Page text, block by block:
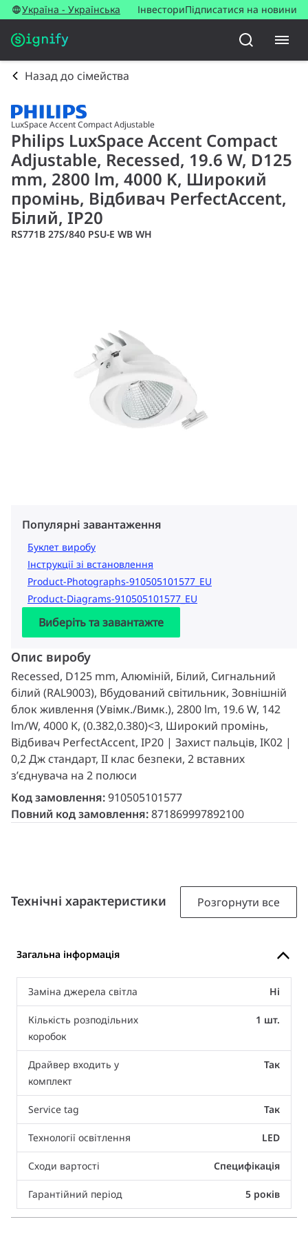
Україна - Українська ІнвесториПідписатися на новини
Назад до сімейства
LuxSpace Accent Compact Adjustable
Philips LuxSpace Accent Compact
Adjustable, Recessed, 19.6 W, D125
mm, 2800 lm, 4000 K, Широкий
промінь, Відбивач PerfectAccent,
Білий, IP20
RS771B 27S/840 PSU-E WB WH
Популярні завантаження
Буклет виробу
Інструкції зі встановлення
Product-Photographs-910505101577_EU
Product-Diagrams-910505101577_EU
Виберіть та завантажте
Опис виробу
Recessed, D125 mm, Алюміній, Білий, Сигнальний
білий (RAL9003), Вбудований світильник, Зовнішній
блок живлення (Увімк./Вимк.), 2800 lm, 19.6 W, 142
lm/W, 4000 K, (0.382,0.380)<3, Широкий промінь,
Відбивач PerfectAccent, IP20 | Захист пальців, IK02 |
0,2 Дж стандарт, II клас безпеки, 2 вставних
з’єднувача на 2 полюси
Код замовлення:910505101577
Повний код замовлення:871869997892100
Технічні характеристики Розгорнути все
Загальна інформація
Заміна джерела світла Ні
Кількість розподільних
коробок
1 шт.
Драйвер входить у
комплект
Так
Service tag Так
Технології освітлення LED
Сходи вартості Специфікація
Гарантійний період 5 років